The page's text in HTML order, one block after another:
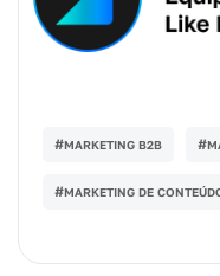
#MARKETING B2B #
#MARKETING DE